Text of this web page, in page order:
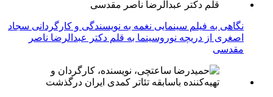
نگاهی به فیلم سینمایی نغمه به نویسندگی و کارگردانی سجاد
اصغری از دریچه نوروسینما به قلم دکتر عبدالرضا ناصر
مقدسی